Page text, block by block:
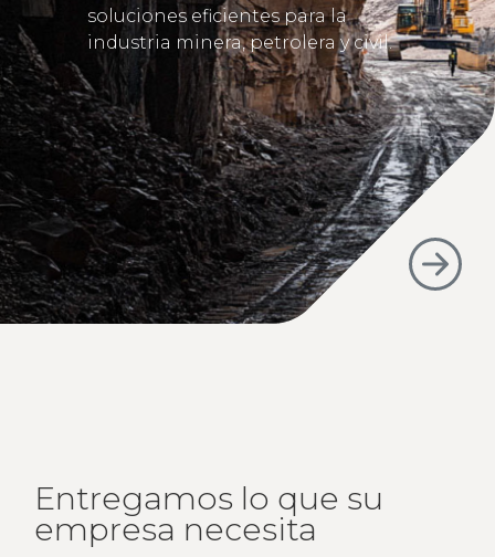
soluciones eficientes para la
industria minera, petrolera y civil.
Entregamos lo que su
empresa necesita